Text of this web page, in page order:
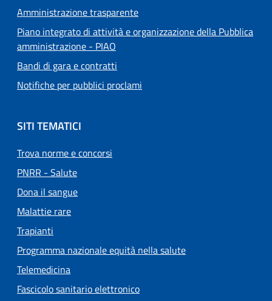
Amministrazione trasparente
Piano integrato di attività e organizzazione della Pubblica
amministrazione - PIAO
Bandi di gara e contratti
Notifiche per pubblici proclami
SITI TEMATICI
Trova norme e concorsi
PNRR - Salute
Dona il sangue
Malattie rare
Trapianti
Programma nazionale equità nella salute
Telemedicina
Fascicolo sanitario elettronico